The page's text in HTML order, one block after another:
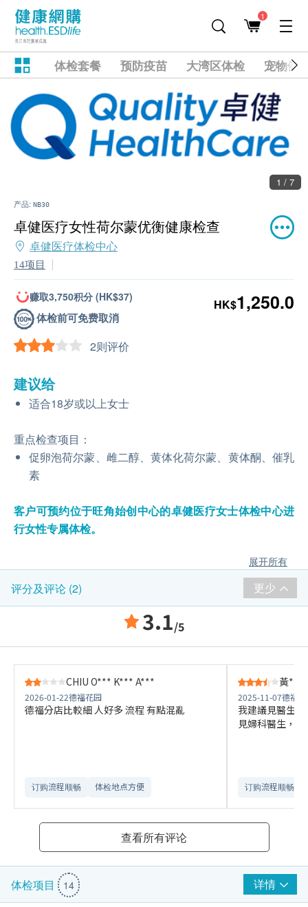
1
体检套餐 预防疫苗 大湾区体检 宠物健
1 / 7
产品: NB30
卓健医疗女性荷尔蒙优衡健康检查
卓健医疗体检中心
14项目
赚取3,750积分 (HK$37)
体检前可免费取消
2则评价
HK$1,250.0
建议给
适合18岁或以上女士
重点检查项目：
促卵泡荷尔蒙、雌二醇、黄体化荷尔蒙、黄体酮、催乳
素
客户可预约位于旺角始创中心的卓健医疗⼥⼠体检中⼼进
行女性专属体检。
展开所有
评分及评论 (2) 更少
3.1/5
CHIU O*** K*** A***
2026-01-22德福花园
德福分店比較細 人好多 流程 有點混亂
订购流程顺畅 体检地点方便
黃***
2025-11-07德福
我建議見醫生
見婦科醫生，
订购流程顺畅
查看所有评论
体检项目 14 详情